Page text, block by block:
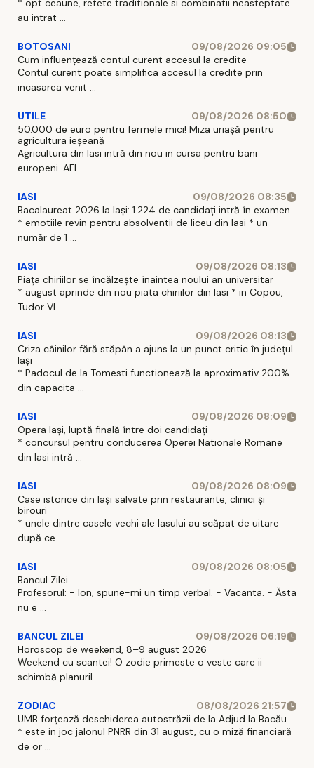
* opt ceaune, retete traditionale si combinatii neasteptate
au intrat ...
BOTOSANI
09/08/2026 09:05
Cum influențează contul curent accesul la credite
Contul curent poate simplifica accesul la credite prin
incasarea venit ...
UTILE
09/08/2026 08:50
50.000 de euro pentru fermele mici! Miza uriașă pentru
agricultura ieșeană
Agricultura din Iasi intră din nou in cursa pentru bani
europeni. AFI ...
IASI
09/08/2026 08:35
Bacalaureat 2026 la Iași: 1.224 de candidați intră în examen
* emotiile revin pentru absolventii de liceu din Iasi * un
număr de 1 ...
IASI
09/08/2026 08:13
Piața chiriilor se încălzește înaintea noului an universitar
* august aprinde din nou piata chiriilor din Iasi * in Copou,
Tudor Vl ...
IASI
09/08/2026 08:13
Criza câinilor fără stăpân a ajuns la un punct critic în județul
Iași
* Padocul de la Tomesti functionează la aproximativ 200%
din capacita ...
IASI
09/08/2026 08:09
Opera Iași, luptă finală între doi candidați
* concursul pentru conducerea Operei Nationale Romane
din Iasi intră ...
IASI
09/08/2026 08:09
Case istorice din Iași salvate prin restaurante, clinici și
birouri
* unele dintre casele vechi ale Iasului au scăpat de uitare
după ce ...
IASI
09/08/2026 08:05
Bancul Zilei
Profesorul: - Ion, spune-mi un timp verbal. - Vacanta. - Ăsta
nu e ...
BANCUL ZILEI
09/08/2026 06:19
Horoscop de weekend, 8–9 august 2026
Weekend cu scantei! O zodie primeste o veste care ii
schimbă planuril ...
ZODIAC
08/08/2026 21:57
UMB forțează deschiderea autostrăzii de la Adjud la Bacău
* este in joc jalonul PNRR din 31 august, cu o miză financiară
de or ...